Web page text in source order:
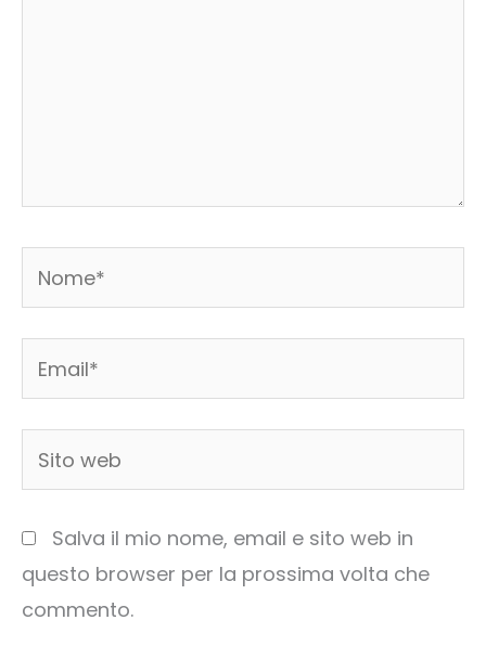
Nome*
Email*
Sito
web
Salva il mio nome, email e sito web in
questo browser per la prossima volta che
commento.